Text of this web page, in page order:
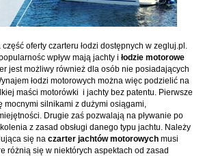
część oferty czarteru łodzi dostępnych w zegluj.pl.
wpływ mają jachty i łodzie motorowe
jest możliwy również dla osób nie posiadających
łodzi motorowych można więc podzielić na
maści motorówki i jachty bez patentu. Pierwsze
mocnymi silnikami z dużymi osiągami,
Drugie zaś pozwalają na pływanie po
z zasad obsługi danego typu jachtu. Należy
się na czarter jachtów motorowych musi
różnią się w niektórych aspektach od zasad